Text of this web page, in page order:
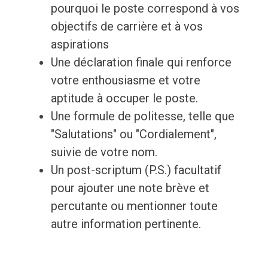
pourquoi le poste correspond à vos
objectifs de carrière et à vos
aspirations
Une déclaration finale qui renforce
votre enthousiasme et votre
aptitude à occuper le poste.
Une formule de politesse, telle que
"Salutations" ou "Cordialement",
suivie de votre nom.
Un post-scriptum (P.S.) facultatif
pour ajouter une note brève et
percutante ou mentionner toute
autre information pertinente.